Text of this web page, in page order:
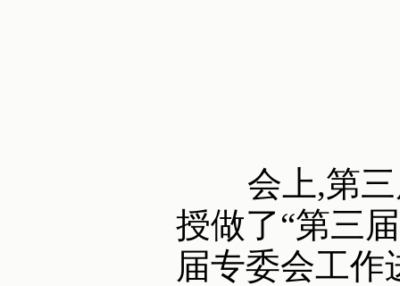
会上,第三
授做了“第三
届专委会工作